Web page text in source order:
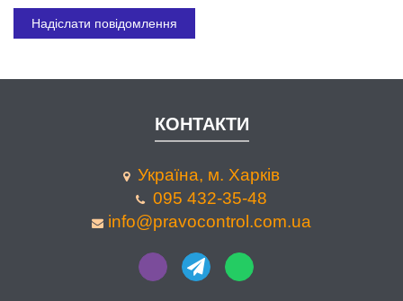
КОНТАКТИ
Україна, м. Харків
095 432-35-48
info@pravocontrol.com.ua